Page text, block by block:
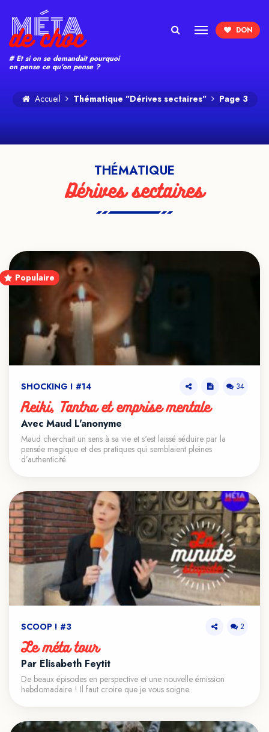
# Et si on se demandait pourquoi
on pense ce qu'on pense ?
Accueil Thématique "Dérives sectaires" Page 3
THÉMATIQUE
Dérives sectaires
VOIR LE TEASER
SHOCKING ! #14 34
Reiki, Tantra et emprise mentale
Avec Maud L'anonyme
Maud cherchait un sens à sa vie et s'est laissé séduire par la
pensée magique et des pratiques qui semblaient pleines
d’authenticité.
Populaire
SCOOP ! #3 2
Le méta tour
Par Élisabeth Feytit
De beaux épisodes en perspective et une nouvelle émission
hebdomadaire ! Il faut croire que je vous soigne.